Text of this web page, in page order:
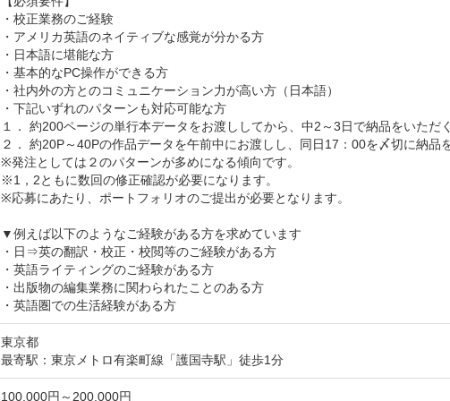
・校正業務のご経験
・アメリカ英語のネイティブな感覚が分かる方
・日本語に堪能な方
・基本的なPC操作ができる方
・社内外の方とのコミュニケーション力が高い方（日本語）
・下記いずれのパターンも対応可能な方
１． 約200ページの単行本データをお渡ししてから、中2～3日で納品をいただ
２． 約20P～40Pの作品データを午前中にお渡しし、同日17：00を〆切に納品
※発注としては２のパターンが多めになる傾向です。
※1，2ともに数回の修正確認が必要になります。
※応募にあたり、ポートフォリオのご提出が必要となります。
▼例えば以下のようなご経験がある方を求めています
・日⇒英の翻訳・校正・校閲等のご経験がある方
・英語ライティングのご経験がある方
・出版物の編集業務に関わられたことのある方
・英語圏での生活経験がある方
東京都
最寄駅：東京メトロ有楽町線「護国寺駅」徒歩1分
100,000円～200,000円